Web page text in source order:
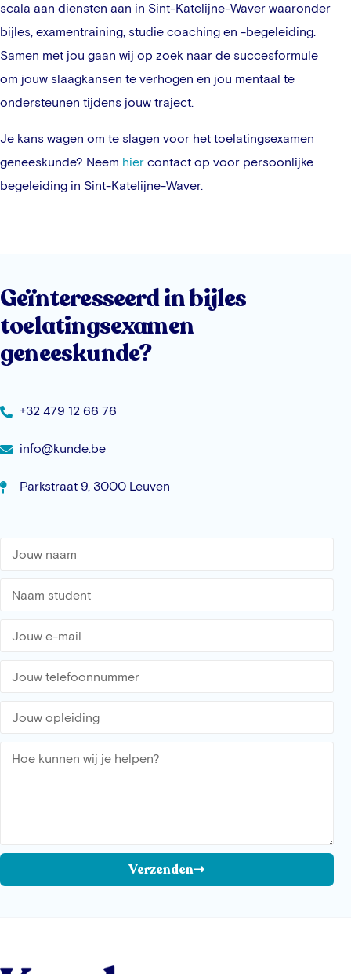
scala aan diensten aan in Sint-Katelijne-Waver waaronder
bijles, examentraining, studie coaching en -begeleiding.
Samen met jou gaan wij op zoek naar de succesformule
om jouw slaagkansen te verhogen en jou mentaal te
ondersteunen tijdens jouw traject.
Je kans wagen om te slagen voor het toelatingsexamen
geneeskunde? Neem hier contact op voor persoonlijke
begeleiding in Sint-Katelijne-Waver.
Geïnteresseerd in bijles
toelatingsexamen
geneeskunde?
+32 479 12 66 76
info@kunde.be
Parkstraat 9, 3000 Leuven
Verzenden